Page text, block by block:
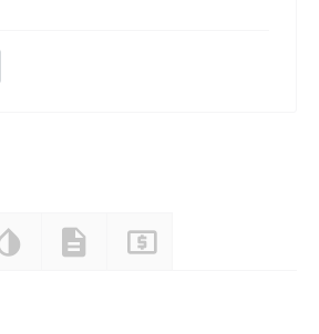
Цветовая
палитра
Документы